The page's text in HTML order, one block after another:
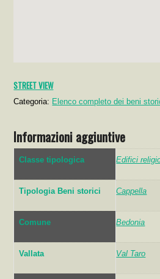
STREET VIEW
Categoria: Elenco completo dei beni
Informazioni aggiuntive
Classe tipologica Edifici
Tipologia Beni storici Cappella
Comune Bedonia
Vallata Val Taro